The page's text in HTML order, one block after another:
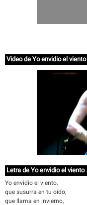
Video de Yo envidio el viento
Letra de Yo envidio el viento
Yo envidio el viento,
que susurra en tu oído,
que llama en invierno,